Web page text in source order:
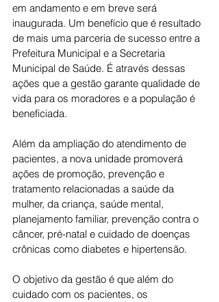
em andamento e em breve será
inaugurada. Um benefício que é resultado
de mais uma parceria de sucesso entre a
Prefeitura Municipal e a Secretaria
Municipal de Saúde. É através dessas
ações que a gestão garante qualidade de
vida para os moradores e a população é
beneficiada.
Além da ampliação do atendimento de
pacientes, a nova unidade promoverá
ações de promoção, prevenção e
tratamento relacionadas a saúde da
mulher, da criança, saúde mental,
planejamento familiar, prevenção contra o
câncer, pré-natal e cuidado de doenças
crônicas como diabetes e hipertensão.
O objetivo da gestão é que além do
cuidado com os pacientes, os